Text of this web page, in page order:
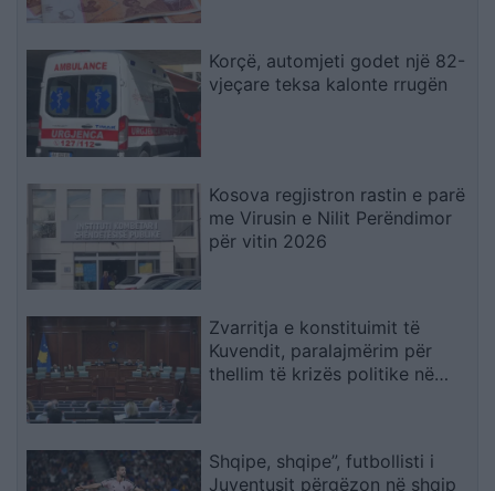
Korçë, automjeti godet një 82-
vjeçare teksa kalonte rrugën
Kosova regjistron rastin e parë
me Virusin e Nilit Perëndimor
për vitin 2026
Zvarritja e konstituimit të
Kuvendit, paralajmërim për
thellim të krizës politike në
Shqipe, shqipe”, futbollisti i
Juventusit përgëzon në shqip